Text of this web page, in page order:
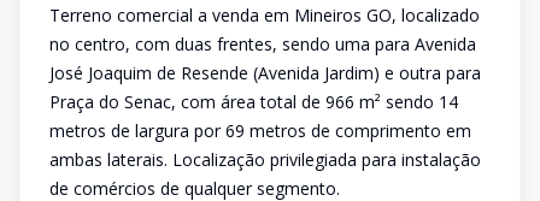
Terreno comercial a venda em Mineiros GO, localizado
no centro, com duas frentes, sendo uma para Avenida
José Joaquim de Resende (Avenida Jardim) e outra para
Praça do Senac, com área total de 966 m² sendo 14
metros de largura por 69 metros de comprimento em
ambas laterais. Localização privilegiada para instalação
de comércios de qualquer segmento.